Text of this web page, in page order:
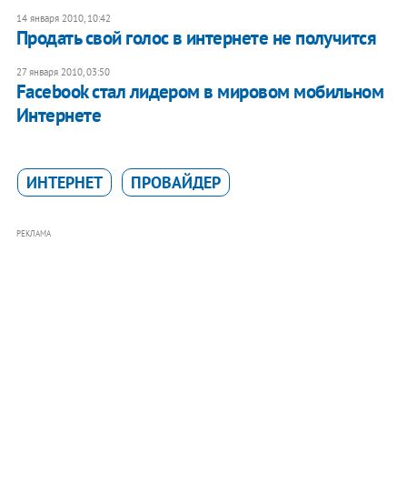
14 января 2010, 10:42
Продать свой голос в интернете не получится
27 января 2010, 03:50
Facebook стал лидером в мировом мобильном
Интернете
ИНТЕРНЕТ ПРОВАЙДЕР
РЕКЛАМА